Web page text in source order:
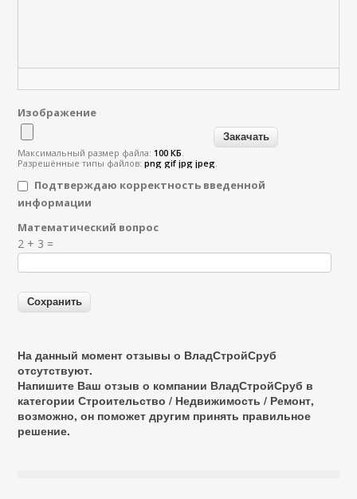
Изображение
Максимальный размер файла:100 КБ.
Разрешённые типы файлов:png gif jpg jpeg.
Подтверждаю корректность введенной
информации
Я спамер
Математический вопрос
2 + 3 =
На данный момент отзывы о ВладСтройСруб
отсутствуют.
Напишите Ваш отзыв о компании ВладСтройСруб в
категорииСтроительство / Недвижимость / Ремонт,
возможно, он поможет другим принять правильное
решение.